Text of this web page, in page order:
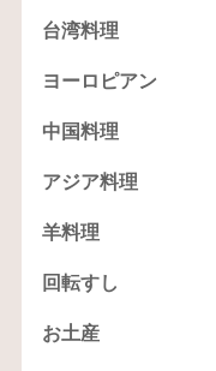
台湾料理
ヨーロピアン
中国料理
アジア料理
羊料理
回転すし
お土産